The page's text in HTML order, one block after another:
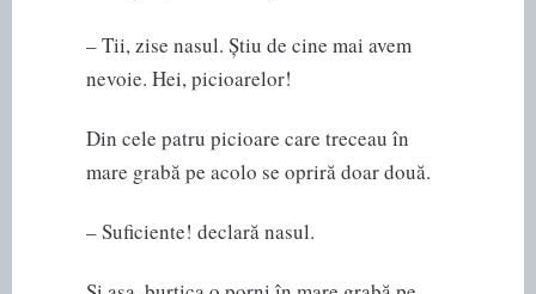
– Tii, zise nasul. Știu de cine mai avem
nevoie. Hei, picioarelor!
Din cele patru picioare care treceau în
mare grabă pe acolo se opriră doar două.
– Suficiente! declară nasul.